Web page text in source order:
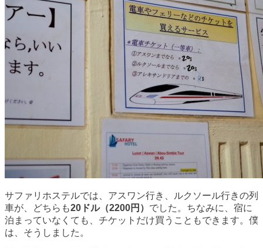
サファリホステルでは、アスワン行き、ルクソール行きの列
車が、どちらも20ドル（2200円） でした。ちなみに、宿に
泊まっていなくても、チケットだけ買うこともできます。僕
は、そうしました。